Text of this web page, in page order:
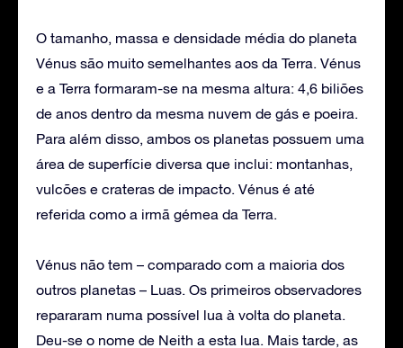
O tamanho, massa e densidade média do planeta
Vénus são muito semelhantes aos da Terra. Vénus
e a Terra formaram-se na mesma altura: 4,6 biliões
de anos dentro da mesma nuvem de gás e poeira.
Para além disso, ambos os planetas possuem uma
área de superfície diversa que inclui: montanhas,
vulcões e crateras de impacto. Vénus é até
referida como a irmã gémea da Terra.
Vénus não tem – comparado com a maioria dos
outros planetas – Luas. Os primeiros observadores
repararam numa possível lua à volta do planeta.
Deu-se o nome de Neith a esta lua. Mais tarde, as